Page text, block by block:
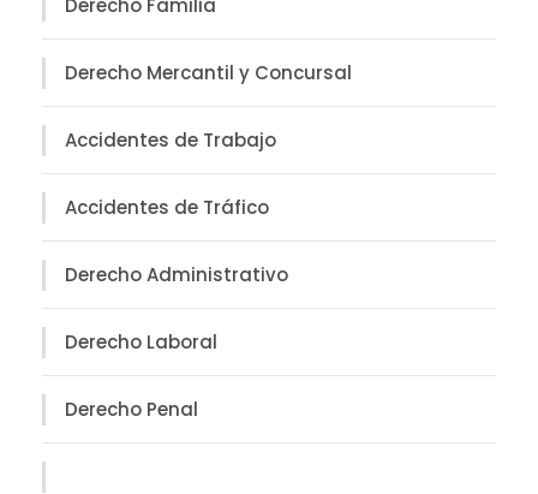
Derecho Familia
Derecho Mercantil y Concursal
Accidentes de Trabajo
Accidentes de Tráfico
Derecho Administrativo
Derecho Laboral
Derecho Penal